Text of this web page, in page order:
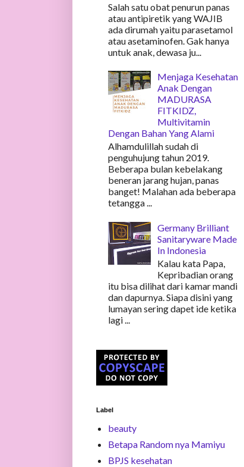
Salah satu obat penurun panas
atau antipiretik yang WAJIB
ada dirumah yaitu parasetamol
atau asetaminofen. Gak hanya
untuk anak, dewasa ju...
Menjaga Kesehatan
Anak Dengan
MADURASA
FITKIDZ,
Multivitamin
Dengan Bahan Yang Alami
Alhamdulillah sudah di
penguhujung tahun 2019.
Beberapa bulan kebelakang
beneran jarang hujan, panas
banget! Malahan ada beberapa
tetangga ...
Germany Brilliant
Sanitaryware Made
In Indonesia
Kalau kata Papa,
Kepribadian orang
itu bisa dilihat dari kamar mandi
dan dapurnya. Siapa disini yang
lumayan sering dapet ide ketika
lagi ...
Label
beauty
Betapa Random nya Mamiyu
BPJS kesehatan